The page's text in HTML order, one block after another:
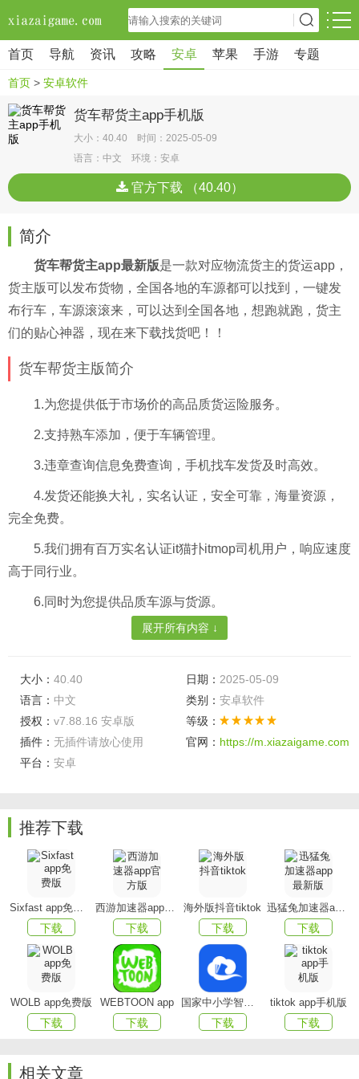
首页 导航 资讯 攻略 安卓 苹果 手游 专题
首页 > 安卓软件
货车帮货主app手机版
大小：40.40 时间：2025-05-09
语言：中文 环境：安卓
官方下载 （40.40）
简介
货车帮货主app最新版是一款对应物流货主的货运app，
货主版可以发布货物，全国各地的车源都可以找到，一键发
布行车，车源滚滚来，可以达到全国各地，想跑就跑，货主
们的贴心神器，现在来下载找货吧！！
货车帮货主版简介
1.为您提供低于市场价的高品质货运险服务。
2.支持熟车添加，便于车辆管理。
3.违章查询信息免费查询，手机找车发货及时高效。
4.发货还能换大礼，实名认证，安全可靠，海量资源，
完全免费。
5.我们拥有百万实名认证it猫扑itmop司机用户，响应速度
高于同行业。
6.同时为您提供品质车源与货源。
7.使用担保交易收取信息费实时到账，无手续费提现，
货车帮货主全国版特色
够好！司机专业培训，全程拉货超放心！
软件亮点
√发货还能换大礼
√实名认证，安全可靠
√手机找车发货及时高效
软件优惠
需等待即时到账
展开所有内容 ↓
大小： 40.40 日期： 2025-05-09
语言： 中文 类别： 安卓软件
授权： v7.88.16 安卓版
等级：
插件： 无插件请放心使用 官网： https://m.xiazaigame.com
平台： 安卓
推荐下载
Sixfast app免费版
下载
西游加速器app官方版
下载
海外版抖音tiktok
下载
迅猛兔加速器app最新版
下载
WOLB app免费版
下载
WEBTOON app
下载
国家中小学智慧教育平台app(智慧中小学)
下载
tiktok app手机版
下载
相关文章